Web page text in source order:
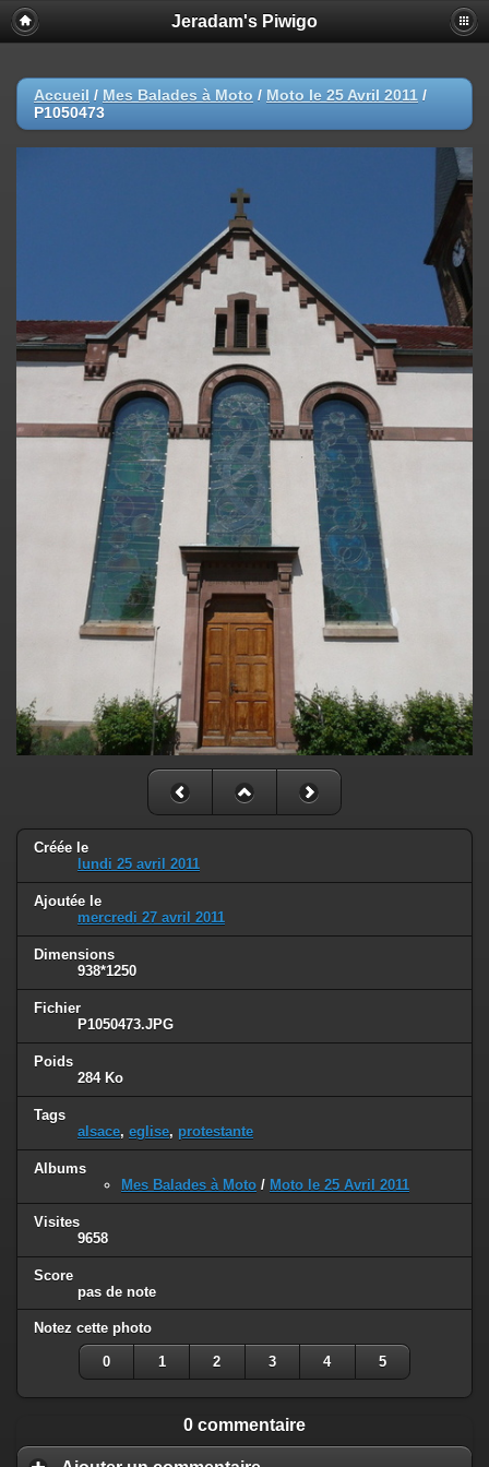
Jeradam's Piwigo
Accueil / Mes Balades à Moto / Moto le 25 Avril 2011 /
P1050473
Créée le
lundi 25 avril 2011
Ajoutée le
mercredi 27 avril 2011
Dimensions
938*1250
Fichier
P1050473.JPG
Poids
284 Ko
Tags
alsace, eglise, protestante
Albums
Mes Balades à Moto / Moto le 25 Avril 2011
Visites
9658
Score
pas de note
Notez cette photo
0 1 2 3 4 5
0 commentaire